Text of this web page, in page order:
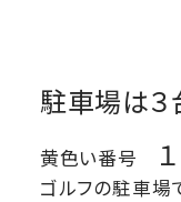
駐車場は３
黄色い番号
ゴルフの駐車場